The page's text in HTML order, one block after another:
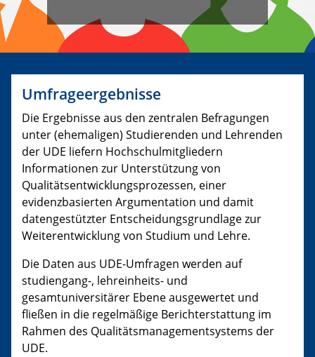
Umfrageergebnisse
Die Ergebnisse aus den zentralen Befragungen
unter (ehemaligen) Studierenden und Lehrenden
der UDE liefern Hochschulmitgliedern
Informationen zur Unterstützung von
Qualitätsentwicklungsprozessen, einer
evidenzbasierten Argumentation und damit
datengestützter Entscheidungsgrundlage zur
Weiterentwicklung von Studium und Lehre.
Die Daten aus UDE-Umfragen werden auf
studiengang-, lehreinheits- und
gesamtuniversitärer Ebene ausgewertet und
fließen in die regelmäßige Berichterstattung im
Rahmen des Qualitätsmanagementsystems der
UDE.